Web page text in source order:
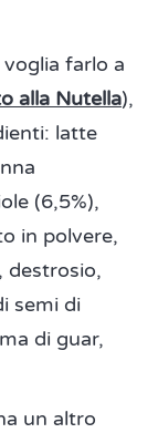
farlo a
alla Nutella),
latte
(6,5%),
in polvere,
destrosio,
semi di
di guar,
un altro